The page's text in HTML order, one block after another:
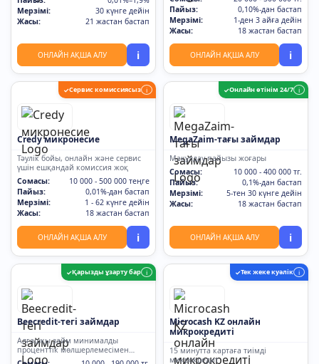
Мерзімі:
30 күнге дейін
Жасы:
21 жастан бастап
ОНЛАЙН АҚША АЛУ i
Пайыз:
0,10%-дан бастап
Мерзімі:
1-ден 3 айға дейін
Жасы:
18 жастан бастап
ОНЛАЙН АҚША АЛУ i
✓Сервис комиссиясыз i
Credy микронесие
Тәулік бойы, онлайн және сервис
үшін ешқандай комиссия жоқ
Сомасы:
10 000 - 500 000 теңге
Пайыз:
0,01%-дан бастап
Мерзімі:
1 - 62 күнге дейін
Жасы:
18 жастан бастап
ОНЛАЙН АҚША АЛУ i
✓Онлайн өтінім 24/7 i
MegaZaim-тағы займдар
Мақұлдау пайызы жоғары
Сомасы:
10 000 - 400 000 тг.
Пайыз:
0,1%-дан бастап
Мерзімі:
5-тен 30 күнге дейін
Жасы:
18 жастан бастап
ОНЛАЙН АҚША АЛУ i
✓Қарызды ұзарту бар i
Beecredit-тегі займдар
Алғашқы займ минималды
проценттік мөлшерлемесімен
0,01%
✓Тек жеке куәлік i
Microcash KZ онлайн
микрокредиті
15 минутта картаға тиімді
микрокредит